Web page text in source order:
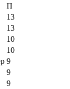
П
13
13
10
10
9
9
9